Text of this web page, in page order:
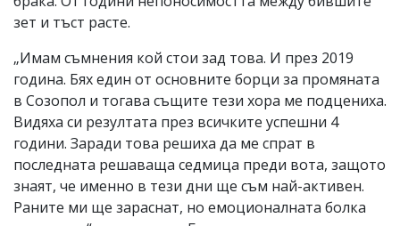
зет и тъст расте.
„Имам съмнения кой стои зад това. И през 2019
година. Бях един от основните борци за промяната
в Созопол и тогава същите тези хора ме подцениха.
Видяха си резултата през всичките успешни 4
години. Заради това решиха да ме спрат в
последната решаваща седмица преди вота, защото
знаят, че именно в тези дни ще съм най-активен.
Раните ми ще зараснат, но емоционалната болка